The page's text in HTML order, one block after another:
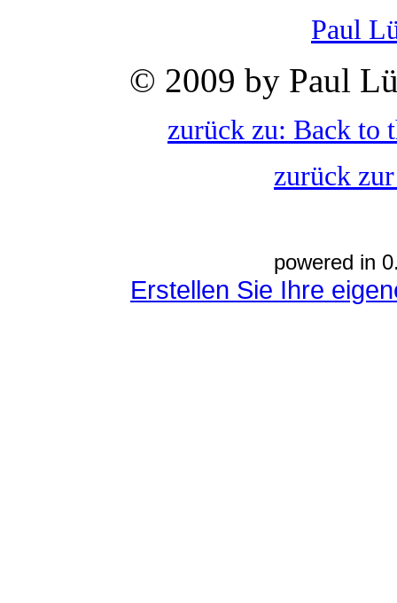
Paul
© 2009 by Paul
zurück zu: Back to
zurück
powered in
Erstellen Sie Ihre